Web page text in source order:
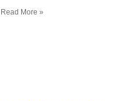
Read More »